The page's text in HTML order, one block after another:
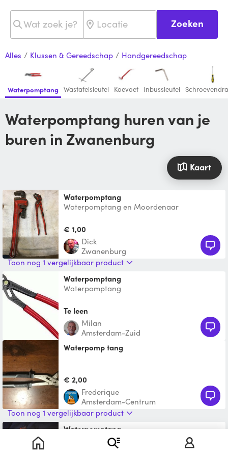
Zoeken
Alles / Klussen & Gereedschap / Handgereedschap
Waterpomptang Wastafelsleutel Koevoet Inbussleutel
Waterpomptang huren van je
buren in Zwanenburg
Kaart
waterpomptang
Waterpomptang en Moordenaar
€ 1,00
Dick
Zwanenburg
Toon nog 1 vergelijkbaar product
Waterpomptang
Waterpomptang
Te leen
Milan
Amsterdam-Zuid
Waterpomp tang
€ 2,00
Frederique
Amsterdam-Centrum
Toon nog 1 vergelijkbaar product
Waterpomptang